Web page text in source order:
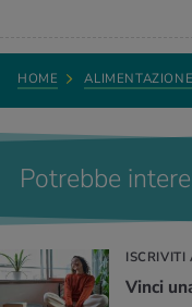
HOME ALIMENTAZIONE
Potrebbe
ISCRIVITI
Vinci